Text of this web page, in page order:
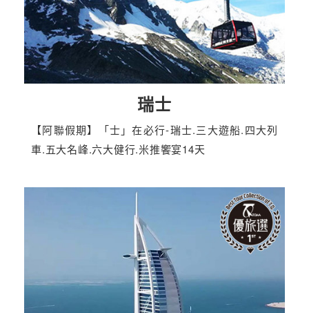
瑞士
【阿聯假期】「士」在必行-瑞士.三大遊船.四大列
車.五大名峰.六大健行.米推饗宴14天